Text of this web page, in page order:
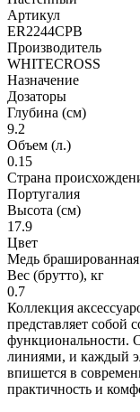
Артикул
ER2244CPB
Производитель
WHITECROSS
Назначение
Дозаторы
Глубина (см)
9.2
Объем (л.)
0.15
Страна
Португалия
Высота (см)
17.9
Цвет
Медь брашированная
Вес (брутто), кг
0.7
Коллекция
представляет собой
функциональности.
линиями, и каждый
впишется в
практичность и